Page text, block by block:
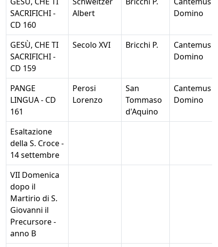
SACRIFICHI -
CD 160
Albert
Domino
GESÙ, CHE TI
SACRIFICHI -
CD 159
Secolo XVI Bricchi P.
Cantemus
Domino
PANGE
LINGUA - CD
161
Perosi
Lorenzo
San
Tommaso
d'Aquino
Cantemus
Domino
Esaltazione
della S. Croce -
14 settembre
VII Domenica
dopo il
Martirio di S.
Giovanni il
Precursore -
anno B